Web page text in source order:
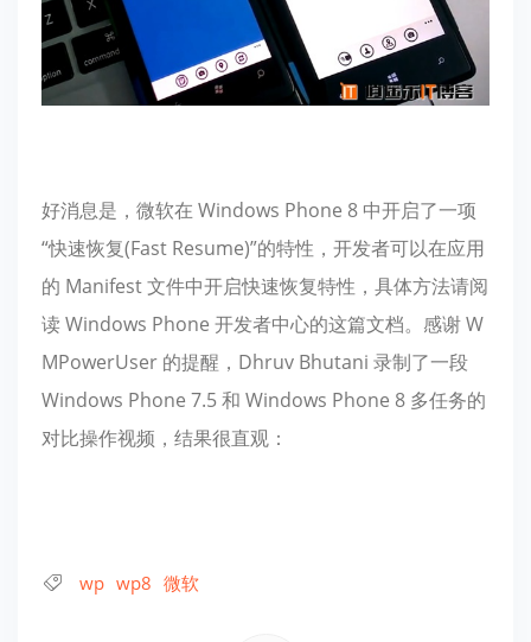
好消息是，微软在 Windows Phone 8 中开启了一项
“快速恢复(Fast Resume)”的特性，开发者可以在应用
的 Manifest 文件中开启快速恢复特性，具体方法请阅
读 Windows Phone 开发者中心的这篇文档。感谢 W
MPowerUser 的提醒，Dhruv Bhutani 录制了一段
Windows Phone 7.5 和 Windows Phone 8 多任务的
对比操作视频，结果很直观：
wp wp8 微软